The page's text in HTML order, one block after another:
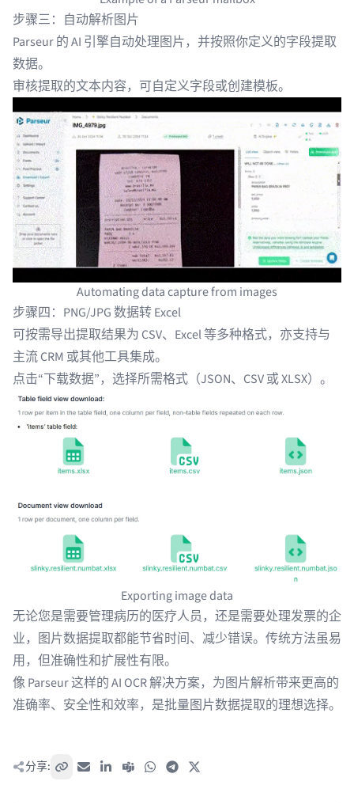
步骤三：自动解析图片
Parseur 的 AI 引擎自动处理图片，并按照你定义的字段提取
数据。
审核提取的文本内容，可自定义字段或创建模板。
Automating data capture from images
步骤四：PNG/JPG 数据转 Excel
可按需导出提取结果为 CSV、Excel 等多种格式，亦支持与
主流 CRM 或其他工具集成。
点击“下载数据”，选择所需格式（JSON、CSV 或 XLSX）。
Exporting image data
无论您是需要管理病历的医疗人员，还是需要处理发票的企
业，图片数据提取都能节省时间、减少错误。传统方法虽易
用，但准确性和扩展性有限。
像 Parseur 这样的 AI OCR 解决方案，为图片解析带来更高的
准确率、安全性和效率，是批量图片数据提取的理想选择。
分享: 复制链接电子邮件LinkedIn
Teams WhatsAppTelegram